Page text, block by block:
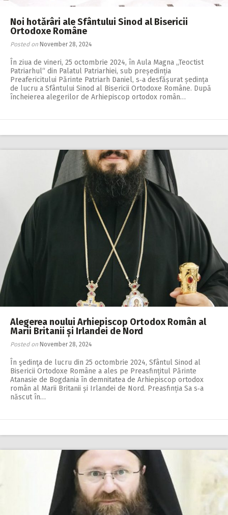
Noi hotărâri ale Sfântului Sinod al Bisericii
Ortodoxe Române
Posted on November 28, 2024
În ziua de vineri, 25 octombrie 2024, în Aula Magna „Teoctist
Patriarhul“ din Palatul Patriarhiei, sub președinția
Preafericitului Părinte Patriarh Daniel, s‑a des­fă­șurat ședința
de lucru a Sfântului Sinod al Bisericii Ortodoxe Române. După
încheierea alegerilor de Arhiepiscop ortodox român…
Alegerea noului Arhiepiscop Ortodox Român al
Marii Britanii și Irlandei de Nord
Posted on November 28, 2024
În şedinţa de lucru din 25 octombrie 2024, Sfântul Sinod al
Bisericii Ortodoxe Române a ales pe Preasfințitul Părinte
Atanasie de Bogdania în demnitatea de Arhiepiscop ortodox
român al Marii Britanii și Irlandei de Nord. Preasfinția Sa s‑a
născut în…